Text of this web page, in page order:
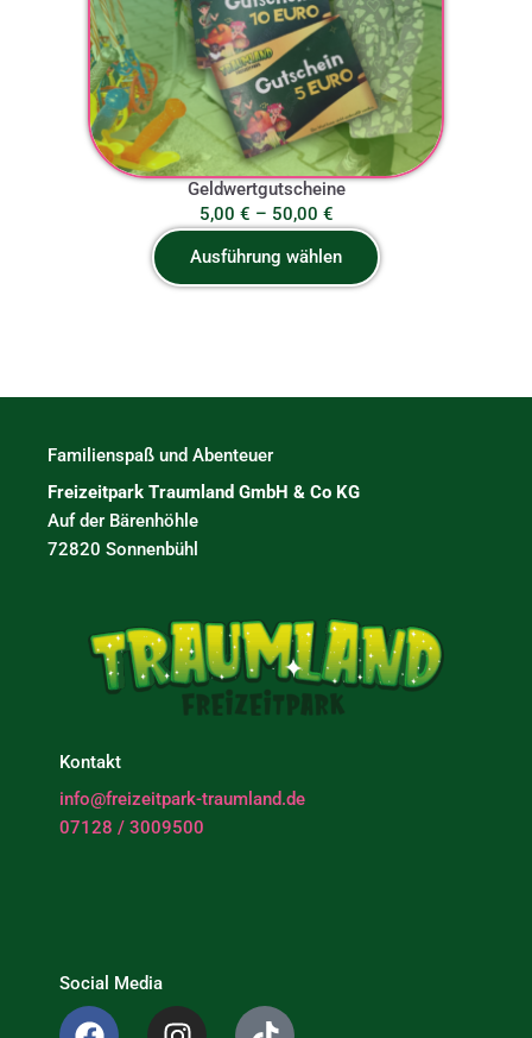
Geldwertgutscheine
5,00 € – 50,00 €Preisspanne:
5,00 €
bis
Ausführung wählen
Familienspaß und Abenteuer
Freizeitpark Traumland GmbH & Co KG
Auf der Bärenhöhle
72820 Sonnenbühl
Kontakt
info@freizeitpark-traumland.de
07128 / 3009500
Social Media
F
I
T